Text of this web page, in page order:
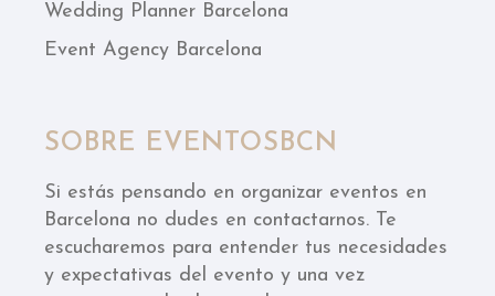
Wedding Planner Barcelona
Event Agency Barcelona
SOBRE EVENTOSBCN
Si estás pensando en organizar eventos en
Barcelona no dudes en contactarnos. Te
escucharemos para entender tus necesidades
y expectativas del evento y una vez